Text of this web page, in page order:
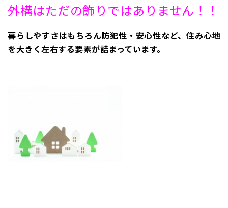
外構はただの飾りではありません！！
暮らしやすさはもちろん防犯性・安心性など、住み心地
を大きく左右する要素が詰まっています。